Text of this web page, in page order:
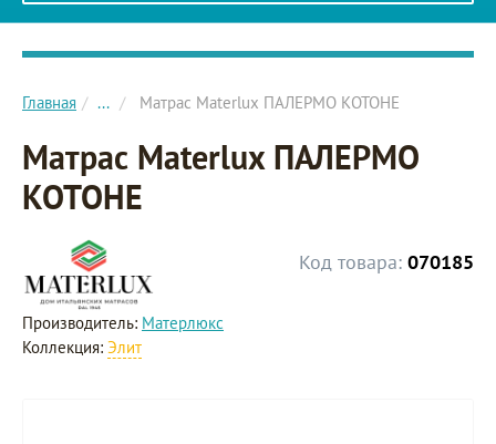
Главное меню сайта
Главная ... Матрас Materlux ПАЛЕРМО КОТОНЕ
Матрас Materlux ПАЛЕРМО
КОТОНЕ
Код товара: 070185
Производитель: Матерлюкс
Коллекция: Элит